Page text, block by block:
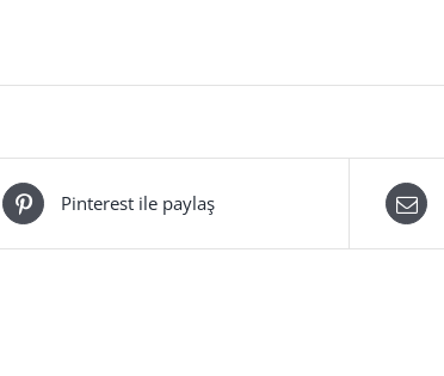
Pinterest ile paylaş